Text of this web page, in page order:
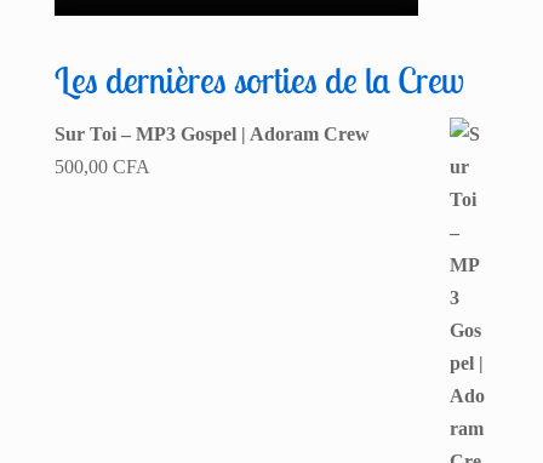
Les dernières sorties de la Crew
Sur Toi – MP3 Gospel | Adoram Crew
500,00 CFA